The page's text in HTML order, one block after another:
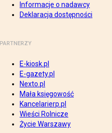
Informacje o nadawcy
Deklaracja dostępności
PARTNERZY
E-kiosk.pl
E-gazety.pl
Nexto.pl
Mała księgowość
Kancelarierp.pl
Wieści Rolnicze
Życie Warszawy